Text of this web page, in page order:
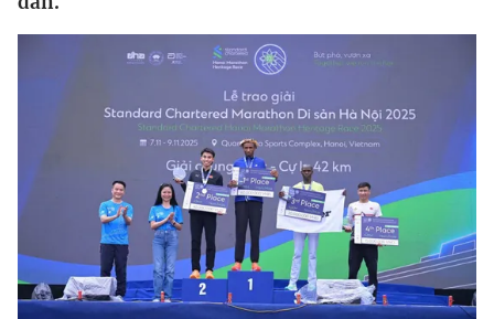
Các môn khác
VIDEO
Bên lề